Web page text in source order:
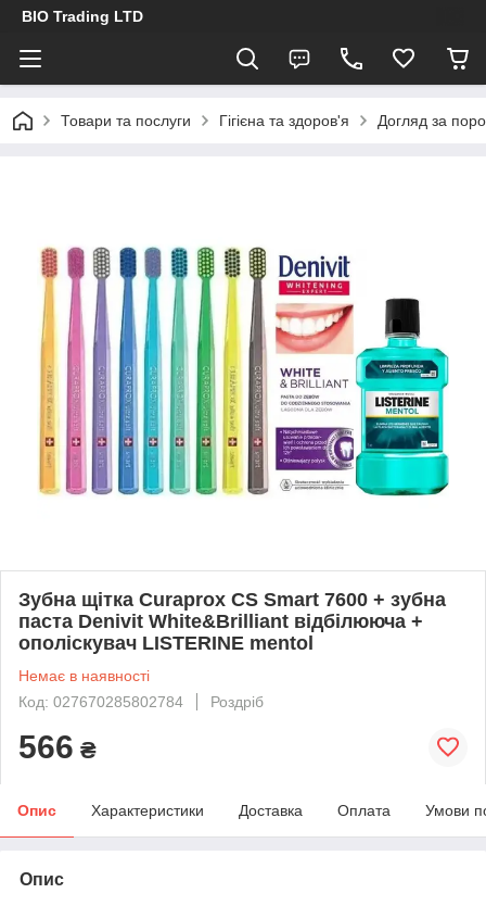
BIO Trading LTD
Товари та послуги Гігієна та здоров'я Догляд за
Зубна щітка Curaprox CS Smart 7600 + зубна
паста Denivit White&Brilliant відбілююча +
ополіскувач LISTERINE mentol
Немає в наявності
Код: 027670285802784
Роздріб
566 ₴
Опис Характеристики Доставка Оплата Умови
Опис